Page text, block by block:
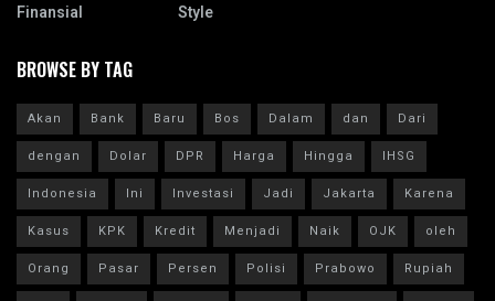
Finansial
Style
BROWSE BY TAG
Akan Bank Baru Bos Dalam dan
Dari
dengan
Dolar DPR Harga Hingga
IHSG
Indonesia
Ini Investasi Jadi Jakarta
Karena
Kasus
KPK Kredit Menjadi Naik OJK
oleh
Orang
Pasar Persen Polisi Prabowo
Rupiah